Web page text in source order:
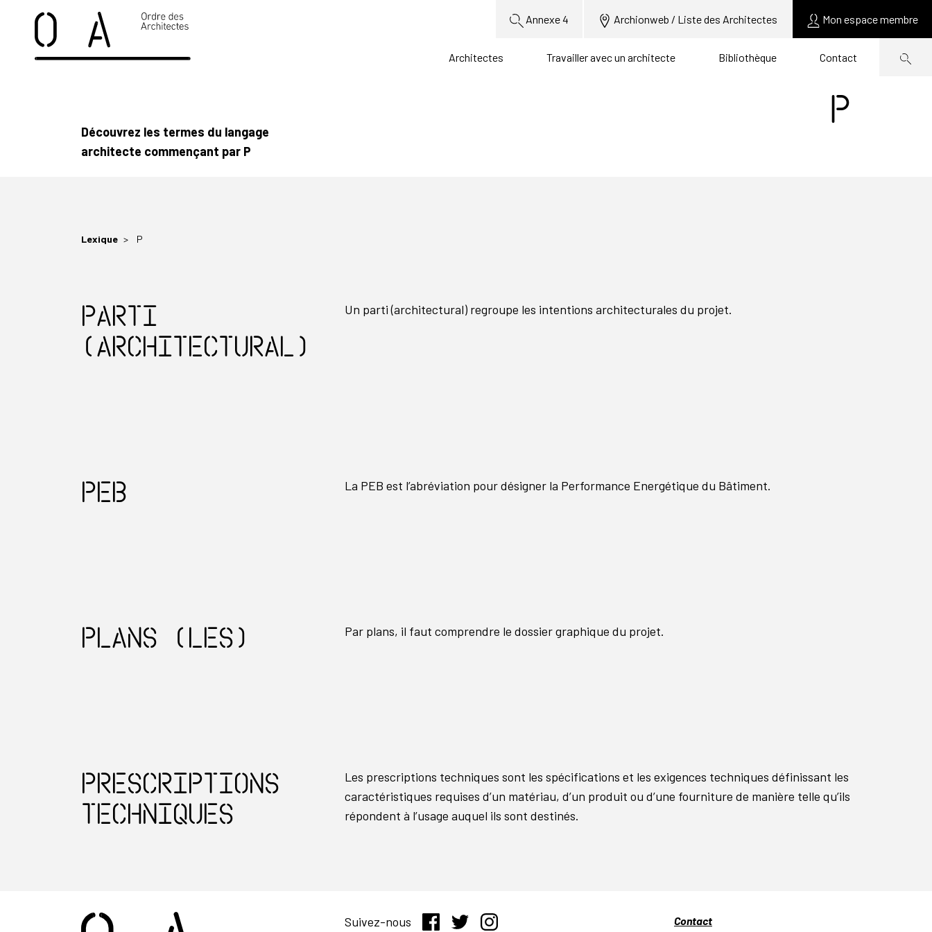
Annexe 4 Archionweb / Liste des Architectes Mon espace membre
Architectes Travailler avec un architecte Bibliothèque Contact
P
Découvrez les termes du langage
architecte commençant par P
Lexique P
Parti
(architectural)
Un parti (architectural) regroupe les intentions architecturales du projet.
PEB La PEB est l’abréviation pour désigner la Performance Energétique du Bâtiment.
Plans (les) Par plans, il faut comprendre le dossier graphique du projet.
Prescriptions
techniques
Les prescriptions techniques sont les spécifications et les exigences techniques définissant les
caractéristiques requises d’un matériau, d’un produit ou d’une fourniture de manière telle qu’ils
répondent à l’usage auquel ils sont destinés.
Suivez-nous
Contact